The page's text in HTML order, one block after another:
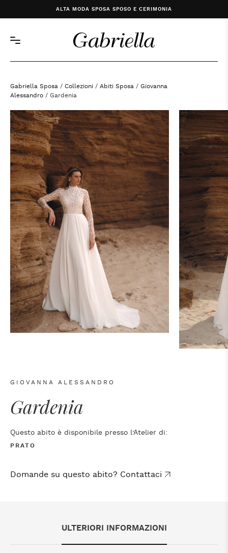
ALTA MODA SPOSA SPOSO E CERIMONIA
Gabriella Sposa / Collezioni / Abiti Sposa / Giovanna
Alessandro / Gardenia
ULTERIORI INFORMAZIONI
GIOVANNA ALESSANDRO
Gardenia
Questo abito è disponibile presso l’Atelier di:
PRATO
Domande su questo abito? Contattaci